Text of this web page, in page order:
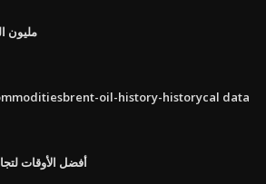
مليون
oil-history-historycal data
أفضل الأوقات